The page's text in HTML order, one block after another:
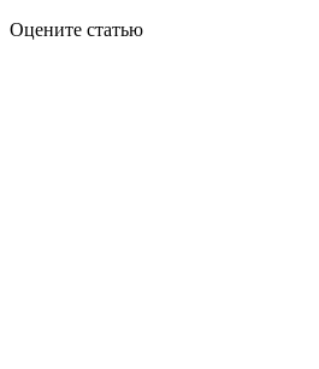
Оцените статью